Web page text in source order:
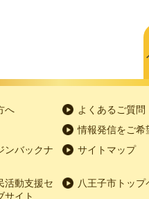
へ
よくあるご質問
情報発信をご希
ンバックナ
サイトマップ
活動支援セ
サイト
八王子市トップ